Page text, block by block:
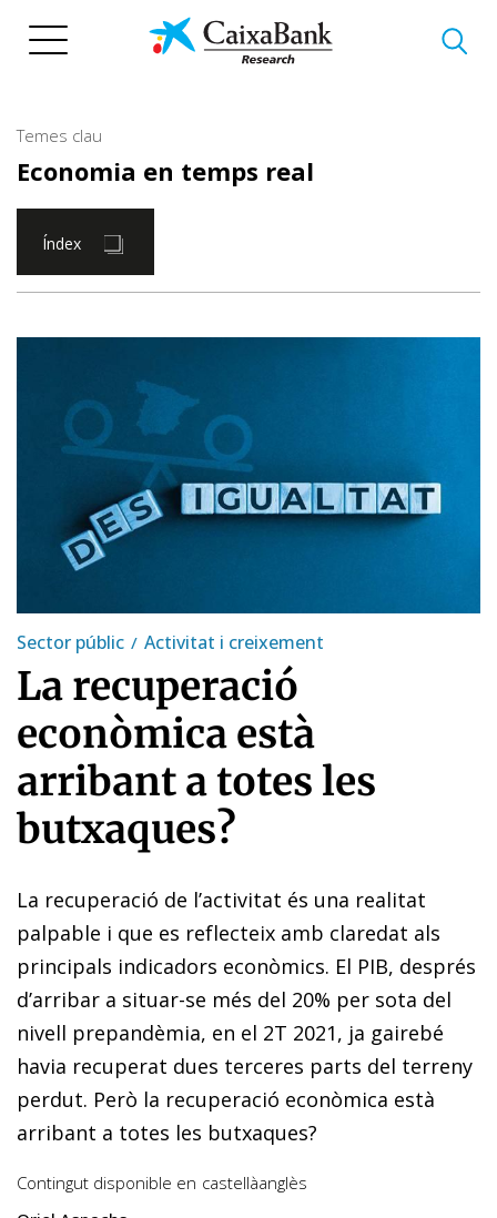
Temes clau
Economia en temps real
Índex
Sector públic Activitat i creixement
La recuperació
econòmica està
arribant a totes les
butxaques?
La recuperació de l’activitat és una realitat
palpable i que es reflecteix amb claredat als
principals indicadors econòmics. El PIB, després
d’arribar a situar-se més del 20% per sota del
nivell prepandèmia, en el 2T 2021, ja gairebé
havia recuperat dues terceres parts del terreny
perdut. Però la recuperació econòmica està
arribant a totes les butxaques?
Contingut disponible en castellàanglès